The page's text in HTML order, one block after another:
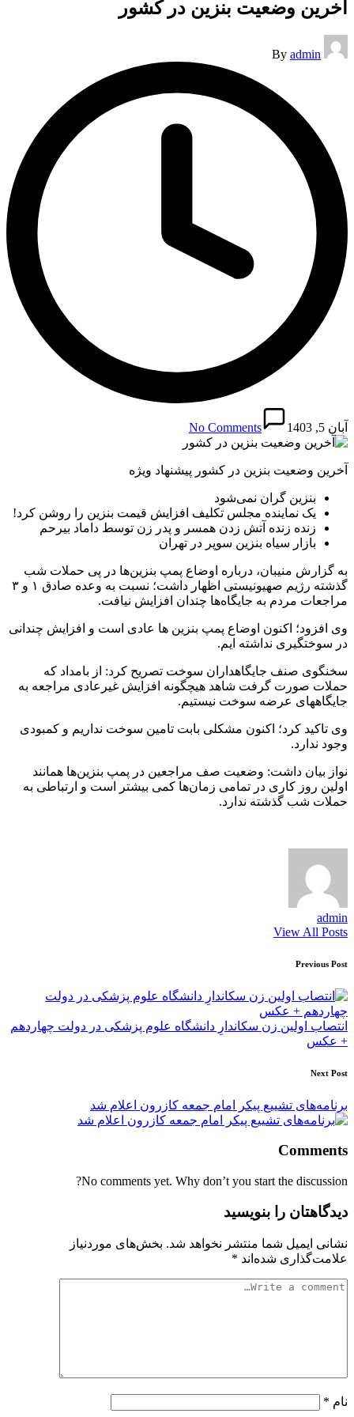
آخرین وضعیت بنزین در کشور
Posted
by
By admin
آبان 5, 1403 No Comments
آخرین وضعیت بنزین در کشور پیشنهاد ویژه
بنزین گران نمی‌شود
یک نماینده مجلس تکلیف افزایش قیمت بنزین را روشن کرد!
زنده زنده آتش زدن همسر و پدر زن توسط داماد بیرحم
بازار سیاه بنزین سوپر در تهران
به گزارش منیبان، درباره اوضاع پمپ بنزین‌ها در پی حملات شب
گذشته رژیم صهیونیستی اظهار داشت؛ نسبت به وعده صادق ۱ و ۳
مراجعات مردم به جایگاه‌ها چندان افزایش نیافت.
وی افزود؛ اکنون اوضاع پمپ بنزین ها عادی است و افزایش چندانی
در سوختگیری نداشته ایم.
سخنگوی صنف جایگاهداران سوخت تصریح کرد: از بامداد که
حملات صورت گرفت شاهد هیچگونه افزایش غیرعادی مراجعه به
جایگاههای عرضه سوخت نیستیم.
وی تاکید کرد؛ اکنون مشکلی بابت تامین سوخت نداریم و کمبودی
وجود ندارد.
نواز بیان داشت: وضعیت صف مراجعین در پمپ بنزین‌ها همانند
اولین روز کاری در تمامی زمان‌ها کمی بیشتر است و ارتباطی به
حملات شب گذشته ندارد.
admin
View All Posts
Post
navigation
Previous Post
انتصاب اولین زن سکاندارِ دانشگاه علوم پزشکی در دولت چهاردهم
+ عکس
Next Post
برنامه‌های تشییع پیکر امام جمعه کازرون اعلام شد
Comments
No comments yet. Why don’t you start the discussion?
دیدگاهتان را بنویسید
نشانی ایمیل شما منتشر نخواهد شد. بخش‌های موردنیاز
علامت‌گذاری شده‌اند *
نام *